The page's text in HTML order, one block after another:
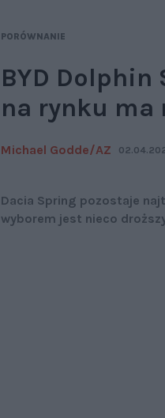
PORÓWNANIE
BYD
na rynku ma
Michael Godde/AZ
Dacia Spring pozostaje
wyborem jest nieco